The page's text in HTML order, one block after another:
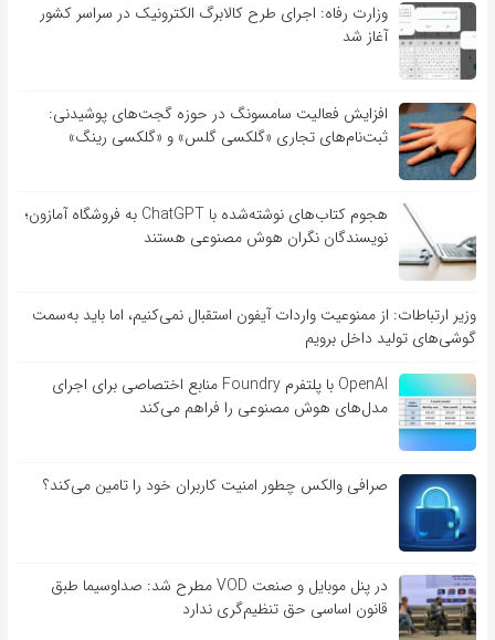
وزارت رفاه: اجرای طرح کالابرگ الکترونیک در سراسر کشور
آغاز شد
افزایش فعالیت سامسونگ در حوزه گجت‌های پوشیدنی:
ثبت‌نام‌های تجاری «گلکسی گلس» و «گلکسی رینگ»
هجوم کتاب‌های نوشته‌شده با ChatGPT به فروشگاه آمازون؛
نویسندگان نگران هوش مصنوعی هستند
وزیر ارتباطات: از ممنوعیت واردات آیفون استقبال نمی‌کنیم، اما باید به‌سمت
گوشی‌های تولید داخل برویم
OpenAI با پلتفرم Foundry منابع اختصاصی برای اجرای
مدل‌های هوش مصنوعی را فراهم می‌کند
صرافی والکس چطور امنیت کاربران خود را تامین می‌کند؟
در پنل موبایل و صنعت VOD مطرح شد: صداوسیما طبق
قانون اساسی حق تنظیم‌گری ندارد